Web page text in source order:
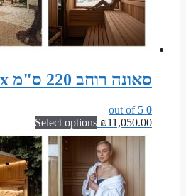
סאונה רוחב 220 ס"מ x עומק 200 ס"מ x גובה 200 ס"מ קונסטרוקציה מוכנה לסאונה פינית
0
₪11,050.00
Select options